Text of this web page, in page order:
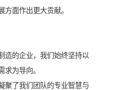
方面作出更大贡献。
造的企业，我们始终坚持以
求为导向。
聚了我们团队的专业智慧与